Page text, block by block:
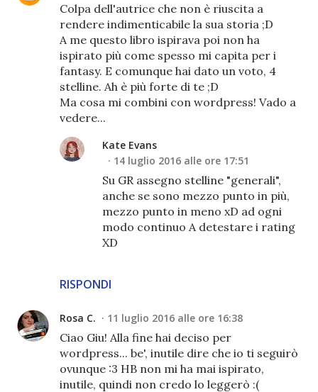
Colpa dell'autrice che non è riuscita a
rendere indimenticabile la sua storia ;D
A me questo libro ispirava poi non ha
ispirato più come spesso mi capita per i
fantasy. E comunque hai dato un voto, 4
stelline. Ah è più forte di te ;D
Ma cosa mi combini con wordpress! Vado a
vedere...
RISPONDI
Kate Evans
14 luglio 2016 alle ore 17:51
Su GR assegno stelline "generali",
anche se sono mezzo punto in più,
mezzo punto in meno xD ad ogni
modo continuo A detestare i rating
XD
Rosa C. 11 luglio 2016 alle ore 16:38
Ciao Giu! Alla fine hai deciso per
wordpress... be', inutile dire che io ti seguirò
ovunque :3 HB non mi ha mai ispirato,
inutile, quindi non credo lo leggerò :(